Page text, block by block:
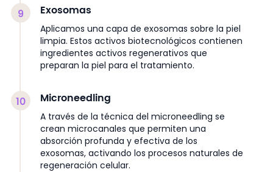
9 Exosomas
Aplicamos una capa de exosomas sobre la piel
limpia. Estos activos biotecnológicos contienen
ingredientes activos regenerativos que
preparan la piel para el tratamiento.
10 Microneedling
A través de la técnica del microneedling se
crean microcanales que permiten una
absorción profunda y efectiva de los
exosomas, activando los procesos naturales de
regeneración celular.